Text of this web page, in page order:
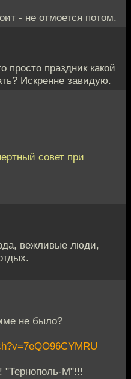
- не отмоется потом.
просто праздник какой
Искренне завидую.
совет при
вежливые люди,
не было?
"Тернополь-М"!!!